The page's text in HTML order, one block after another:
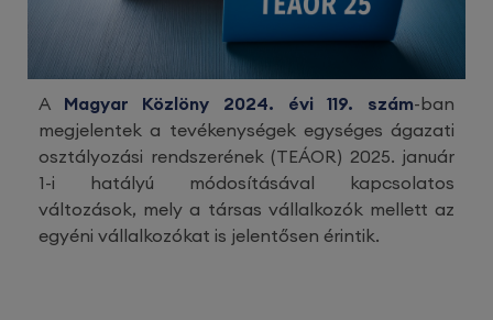
A Magyar Közlöny 2024. évi 119. szám-ban
megjelentek a tevékenységek egységes ágazati
osztályozási rendszerének (TEÁOR) 2025. január
1-i hatályú módosításával kapcsolatos
változások, mely a társas vállalkozók mellett az
egyéni vállalkozókat is jelentősen érintik.